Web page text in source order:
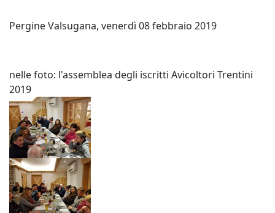
Pergine Valsugana, venerdì 08 febbraio 2019
nelle foto: l'assemblea degli iscritti Avicoltori Trentini
2019